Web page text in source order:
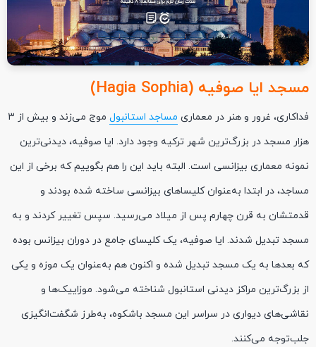
مسجد ایا صوفیه (Hagia Sophia)
فداکاری، غرور و هنر در معماری مساجد استانبول
موج می‌زند و بیش از 3
هزار مسجد در بزرگ‌ترین شهر ترکیه وجود دارد. ایا صوفیه، دیدنی‌ترین
نمونه معماری بیزانسی است. البته باید این را هم بگوییم که برخی از این
مساجد، در ابتدا به‌عنوان کلیساهای بیزانسی ساخته شده بودند و
قدمتشان به قرن چهارم پس از میلاد می‌رسید. سپس تغییر کردند و به
مسجد تبدیل شدند. ایا صوفیه، یک کلیسای جامع در دوران بیزانس بوده
که بعدها به یک مسجد تبدیل شده و اکنون هم به‌عنوان یک موزه و یکی
از بزرگ‌ترین مراکز دیدنی استانبول شناخته می‌شود. موزاییک‌ها و
نقاشی‌های دیواری در سراسر این مسجد باشکوه، به‌طرز شگفت‌انگیزی
جلب‌توجه می‌کنند.